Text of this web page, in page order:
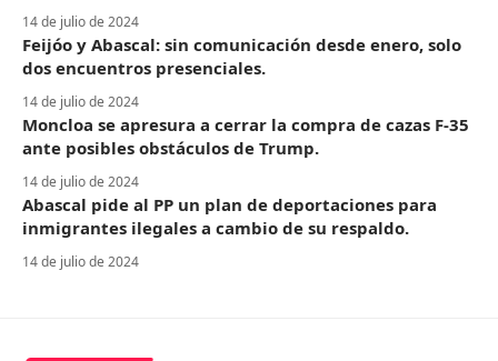
14 de julio de 2024
Feijóo y Abascal: sin comunicación desde enero, solo
dos encuentros presenciales.
14 de julio de 2024
Moncloa se apresura a cerrar la compra de cazas F-35
ante posibles obstáculos de Trump.
14 de julio de 2024
Abascal pide al PP un plan de deportaciones para
inmigrantes ilegales a cambio de su respaldo.
14 de julio de 2024